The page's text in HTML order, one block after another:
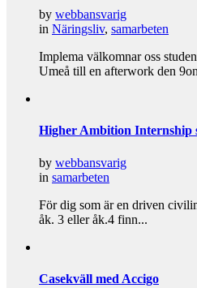
by webbansvarig
in Näringsliv, samarbeten
Implema välkomnar oss
Umeå till en afterwork den
Higher Ambition Internship
by webbansvarig
in samarbeten
För dig som är en driven
åk. 3 eller åk.4 finn...
Casekväll med Accigo